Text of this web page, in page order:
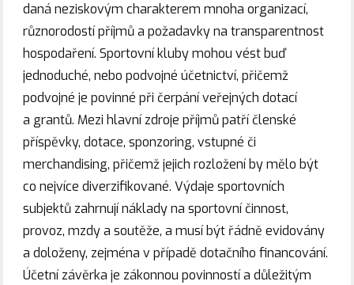
daná neziskovým charakterem mnoha organizací,
různorodostí příjmů a požadavky na transparentnost
hospodaření. Sportovní kluby mohou vést buď
jednoduché, nebo podvojné účetnictví, přičemž
podvojné je povinné při čerpání veřejných dotací
a grantů. Mezi hlavní zdroje příjmů patří členské
příspěvky, dotace, sponzoring, vstupné či
merchandising, přičemž jejich rozložení by mělo být
co nejvíce diverzifikované. Výdaje sportovních
subjektů zahrnují náklady na sportovní činnost,
provoz, mzdy a soutěže, a musí být řádně evidovány
a doloženy, zejména v případě dotačního financování.
Účetní závěrka je zákonnou povinností a důležitým